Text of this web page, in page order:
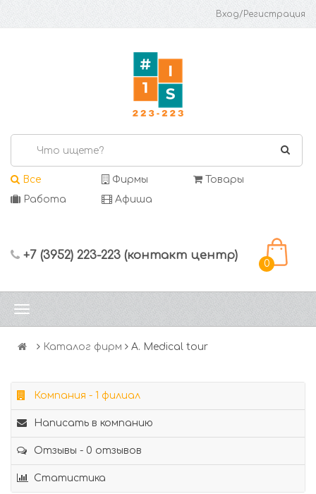
Вход/Регистрация
Все Фирмы
Товары
Работа
Афиша
+7 (3952) 223-223 (контакт центр)
0
Каталог фирм A. Medical tour
Компания - 1 филиал
Написать в компанию
Отзывы - 0 отзывов
Статистика